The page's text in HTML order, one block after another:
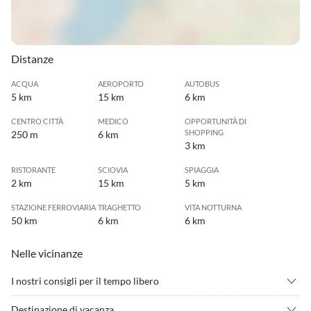
Distanze
ACQUA
5 km
AEROPORTO
15 km
AUTOBUS
6 km
CENTRO CITTÀ
250 m
MEDICO
6 km
OPPORTUNITÀ DI
SHOPPING
3 km
RISTORANTE
2 km
SCIOVIA
15 km
SPIAGGIA
5 km
STAZIONE FERROVIARIA
50 km
TRAGHETTO
6 km
VITA NOTTURNA
6 km
Nelle vicinanze
I nostri consigli per il tempo libero